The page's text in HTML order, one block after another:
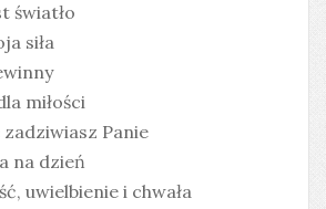
światło
siła
miłości
zadziwiasz Panie
na dzień
uwielbienie i chwała